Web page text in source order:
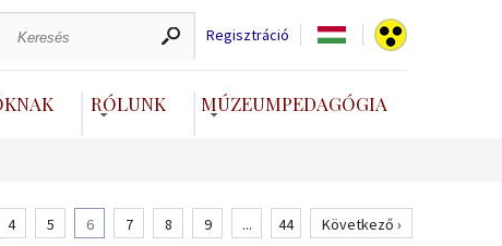
Regisztráció
RÓLUNK MÚZEUMPEDAGÓGIA
4 5 6 7 8 9 ... 44 Következő ›